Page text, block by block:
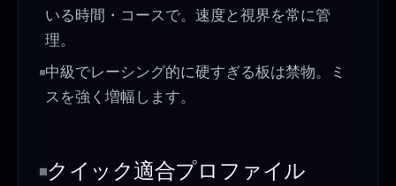
いる時間・コースで。速度と視界を常に管
理。
中級でレーシング的に硬すぎる板は禁物。ミ
スを強く増幅します。
クイック適合プロファイル